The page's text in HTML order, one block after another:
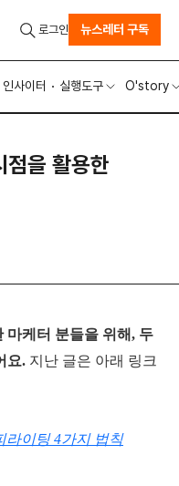
인사이터 실행도구 O'story
로그인 뉴스레터 구독
점을 활용한
마케터 분들을 위해, 두
요. 지난 글은 아래 링크
라이팅 4가지 법칙